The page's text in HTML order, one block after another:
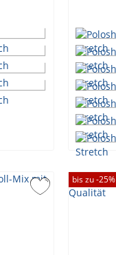
bis zu -25%